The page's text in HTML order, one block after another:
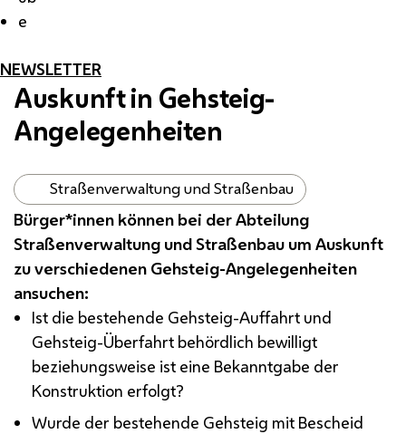
e
NEWSLETTER
Auskunft in Gehsteig-
Angelegenheiten
Straßenverwaltung und Straßenbau
Bürger*innen können bei der Abteilung
Straßenverwaltung und Straßenbau um Auskunft
zu verschiedenen Gehsteig-Angelegenheiten
ansuchen:
Ist die bestehende Gehsteig-Auffahrt und
Gehsteig-Überfahrt behördlich bewilligt
beziehungsweise ist eine Bekanntgabe der
Konstruktion erfolgt?
Wurde der bestehende Gehsteig mit Bescheid